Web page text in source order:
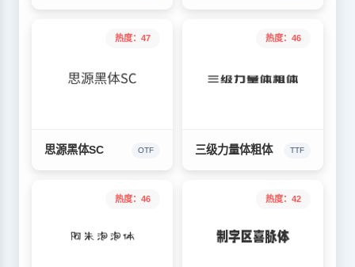
热度：47
思源黑体SC OTF
热度：46
三级力量体粗体 TTF
热度：46 热度：42